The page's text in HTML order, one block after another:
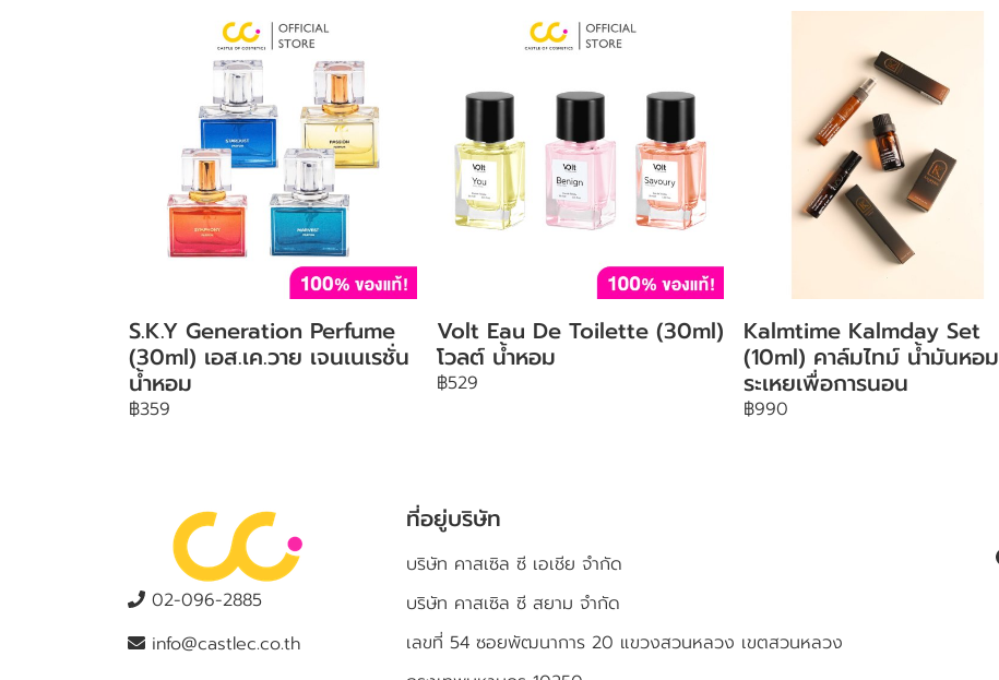
S.K.Y Generation Perfume
(30ml) เอส.เค.วาย เจนเนเรชั่น
น้ำหอม
฿359
Volt Eau De Toilette (30ml)
โวลต์ น้ำหอม
฿529
Kalmtime Kalmday Set
(10ml) คาล์มไทม์ น้ำมันหอม
ระเหยเพื่อการนอน
฿990
02-096-2885
info@castlec.co.th
ที่อยู่บริษัท
บริษัท คาสเซิล ซี เอเชีย จำกัด
บริษัท คาสเซิล ซี สยาม จำกัด
เลขที่ 54 ซอยพัฒนาการ 20 แขวงสวนหลวง เขตสวนหลวง